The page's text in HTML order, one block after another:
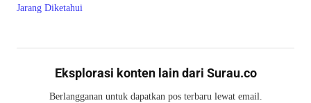
Jarang Diketahui
Eksplorasi konten lain dari Surau.co
Berlangganan untuk dapatkan pos terbaru lewat email.